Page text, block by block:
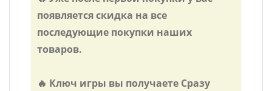
появляется скидка на все
последующие покупки наших
товаров.
🔥 Ключ игры вы получаете Сразу